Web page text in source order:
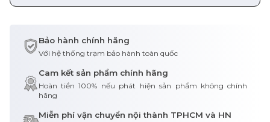
Bảo hành chính hãng
Với hệ thống trạm bảo hành toàn quốc
Cam kết sản phẩm chính hãng
Hoàn tiền 100% nếu phát hiện sản phẩm không chính
hãng
Miễn phí vận chuyển nội thành TPHCM và HN